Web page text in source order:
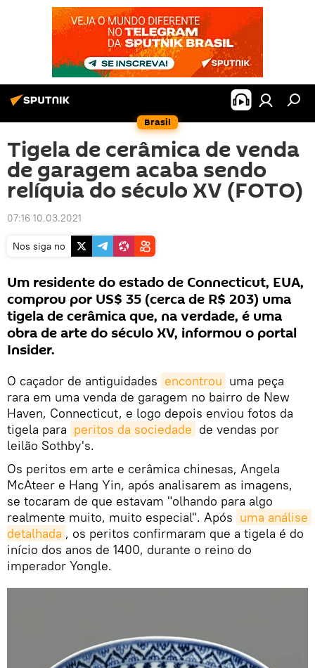
Brasil
Tigela de cerâmica de venda
de garagem acaba sendo
relíquia do século XV (FOTO)
07:16 10.03.2021
Nos siga no
Um residente do estado de Connecticut, EUA,
comprou por US$ 35 (cerca de R$ 203) uma
tigela de cerâmica que, na verdade, é uma
obra de arte do século XV, informou o portal
Insider.
O caçador de antiguidades encontrou uma peça
rara em uma venda de garagem no bairro de New
Haven, Connecticut, e logo depois enviou fotos da
tigela para peritos da sociedade de vendas por
leilão Sothby's.
Os peritos em arte e cerâmica chinesas, Angela
McAteer e Hang Yin, após analisarem as imagens,
se tocaram de que estavam "olhando para algo
realmente muito, muito especial". Após uma análise
detalhada , os peritos confirmaram que a tigela é do
início dos anos de 1400, durante o reino do
imperador Yongle.